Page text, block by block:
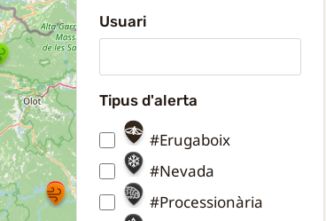
Usuari
Tipus d'alerta
#Erugaboix
#Nevada
#Processionària